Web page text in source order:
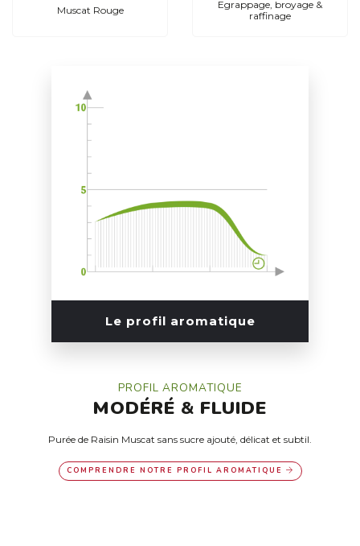
Muscat Rouge
Egrappage, broyage &
raffinage
Le profil aromatique
PROFIL AROMATIQUE
MODÉRÉ & FLUIDE
Purée de Raisin Muscat sans sucre ajouté, délicat et subtil.
COMPRENDRE NOTRE PROFIL AROMATIQUE